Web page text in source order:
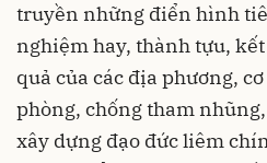
truyền những điển hình
nghiệm hay, thành tựu,
quả của các địa phương,
phòng, chống tham
xây dựng đạo đức liêm